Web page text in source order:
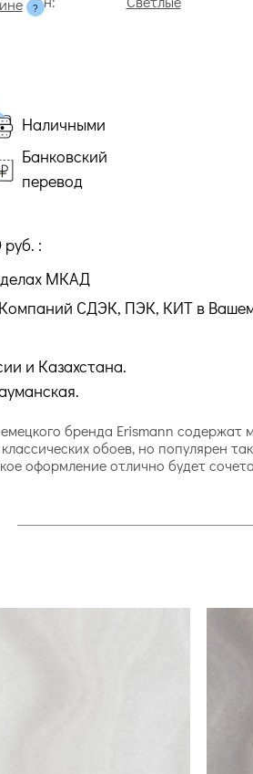
Наличными
Банковский
перевод
:
МКАД
СДЭК, ПЭК, КИТ в
и Казахстана.
бренда Erismann содержат
обоев, но популярен
оформление отлично будет